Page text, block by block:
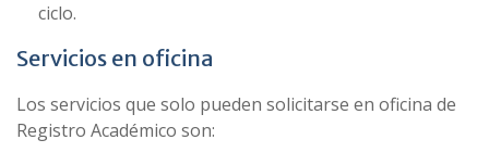
ciclo.
Servicios en oficina
Los servicios que solo pueden solicitarse en oficina de
Registro Académico son: